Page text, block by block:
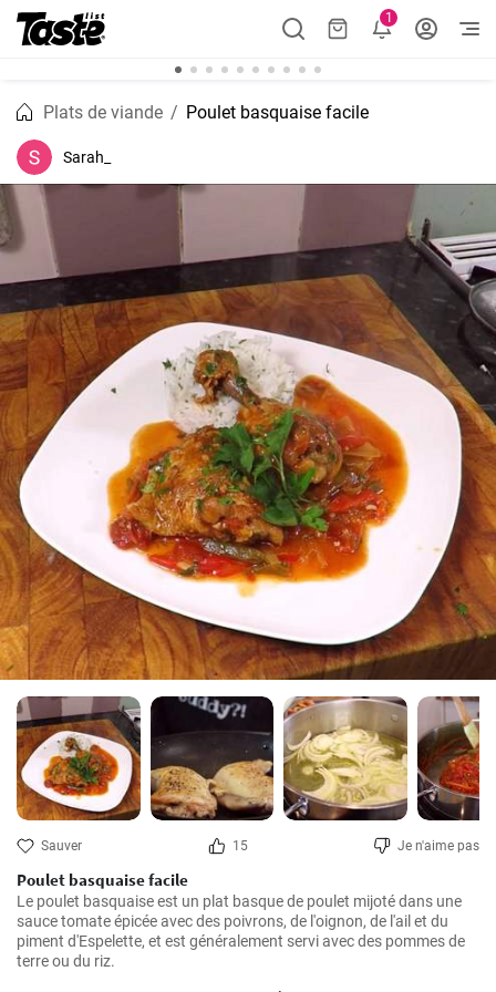
1
Plats de viande Poulet basquaise facile
Sarah_
Sauver 15 Je n'aime pas
Poulet basquaise facile
Le poulet basquaise est un plat basque de poulet mijoté dans une
sauce tomate épicée avec des poivrons, de l'oignon, de l'ail et du
piment d'Espelette, et est généralement servi avec des pommes de
terre ou du riz.